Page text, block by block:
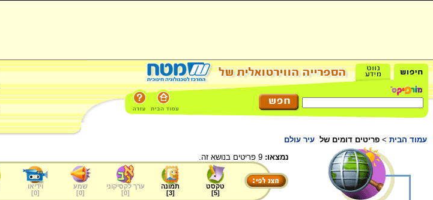
עמוד הבית > פריטים דומים של עיר עולם
נמצאו:
טקסט
[
5
]
תמונה
[
3
]
ערך לקסיקוני
[
0
]
שמע
[
0
]
וידיאו
[
0
]